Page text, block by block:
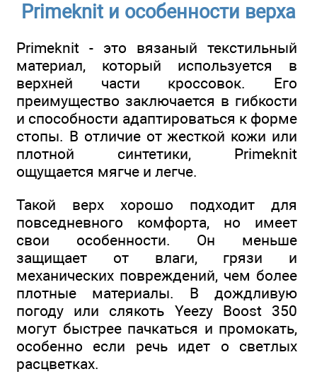
Primeknit и особенности верха
Primeknit - это вязаный текстильный
материал, который используется в
верхней части кроссовок. Его
преимущество заключается в гибкости
и способности адаптироваться к форме
стопы. В отличие от жесткой кожи или
плотной синтетики, Primeknit
ощущается мягче и легче.
Такой верх хорошо подходит для
повседневного комфорта, но имеет
свои особенности. Он меньше
защищает от влаги, грязи и
механических повреждений, чем более
плотные материалы. В дождливую
погоду или слякоть Yeezy Boost 350
могут быстрее пачкаться и промокать,
особенно если речь идет о светлых
расцветках.